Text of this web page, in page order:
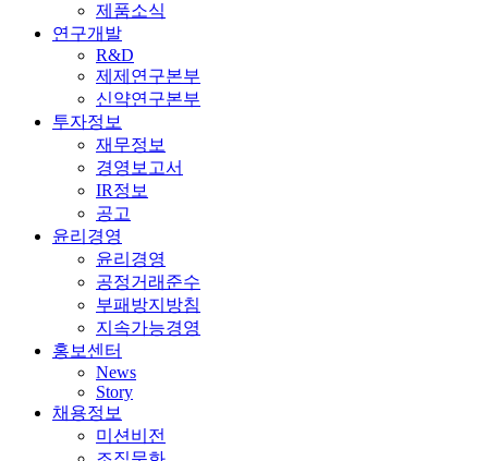
제품소식
연구개발
R&D
제제연구본부
신약연구본부
투자정보
재무정보
경영보고서
IR정보
공고
윤리경영
윤리경영
공정거래준수
부패방지방침
지속가능경영
홍보센터
News
Story
채용정보
미션비전